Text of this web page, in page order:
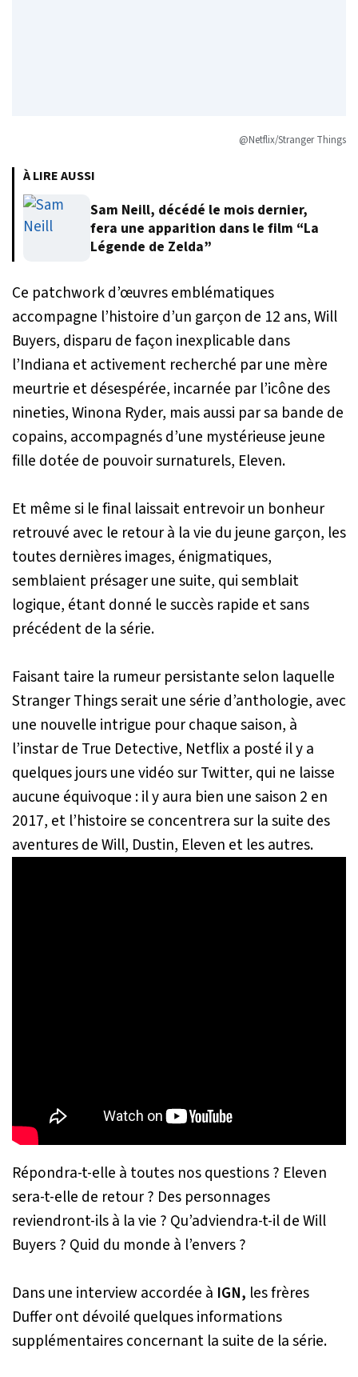
@Netflix/Stranger Things
À LIRE AUSSI
Sam Neill, décédé le mois dernier,
fera une apparition dans le film “La
Légende de Zelda”
Ce patchwork d’œuvres emblématiques
accompagne l’histoire d’un garçon de 12 ans, Will
Buyers, disparu de façon inexplicable dans
l’Indiana et activement recherché par une mère
meurtrie et désespérée, incarnée par l’icône des
nineties, Winona Ryder, mais aussi par sa bande de
copains, accompagnés d’une mystérieuse jeune
fille dotée de pouvoir surnaturels, Eleven.
Et même si le final laissait entrevoir un bonheur
retrouvé avec le retour à la vie du jeune garçon, les
toutes dernières images, énigmatiques,
semblaient présager une suite, qui semblait
logique, étant donné le succès rapide et sans
précédent de la série.
Faisant taire la rumeur persistante selon laquelle
Stranger Thingsserait une série d’anthologie, avec
une nouvelle intrigue pour chaque saison, à
l’instar de True Detective, Netflix a posté il y a
quelques jours une vidéo sur Twitter, qui ne laisse
aucune équivoque : il y aura bien une saison 2 en
2017, et l’histoire se concentrera sur la suite des
aventures de Will, Dustin, Eleven et les autres.
Répondra-t-elle à toutes nos questions ? Eleven
sera-t-elle de retour ? Des personnages
reviendront-ils à la vie ? Qu’adviendra-t-il de Will
Buyers ? Quid du monde à l’envers ?
Dans une interview accordée à IGN, les frères
Duffer ont dévoilé quelques informations
supplémentaires concernant la suite de la série.